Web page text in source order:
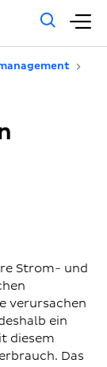
Strom- und
verursachen
ein
diesem
Das